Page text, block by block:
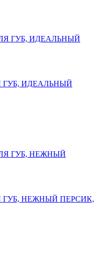
ИДЕАЛЬНЫЙ
НЕЖНЫЙ ПЕРСИК,